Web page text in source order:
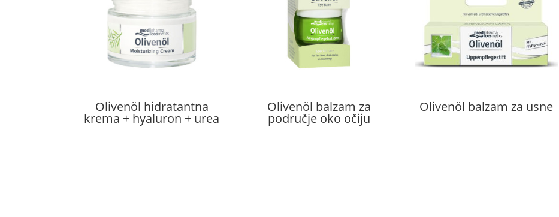
Olivenöl hidratantna
krema + hyaluron + urea
Olivenöl balzam za
područje oko očiju
Olivenöl balzam za usne